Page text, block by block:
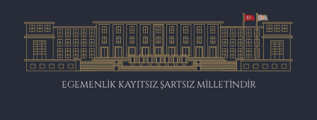
EGEMENLİK KAYITSIZ ŞARTSIZ MİLLETİNDİR